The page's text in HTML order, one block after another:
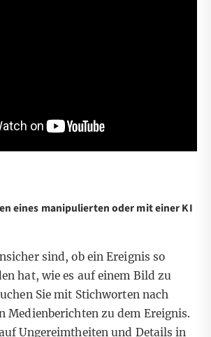
eines manipulierten oder mit einer KI
sind, ob ein Ereignis so
hat, wie es auf einem Bild zu
Sie mit Stichworten nach
Medienberichten zu dem Ereignis.
Ungereimtheiten und Details in